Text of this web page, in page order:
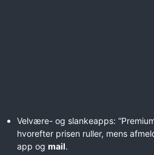
Velvære- og slankeapps:
hvorefter prisen ruller, mens
app og mail.